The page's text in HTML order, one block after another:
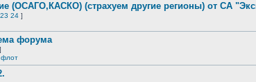
(ОСАГО,КАСКО) (страхуем другие регионы) от СА
23 24 ]
форума
]
флот